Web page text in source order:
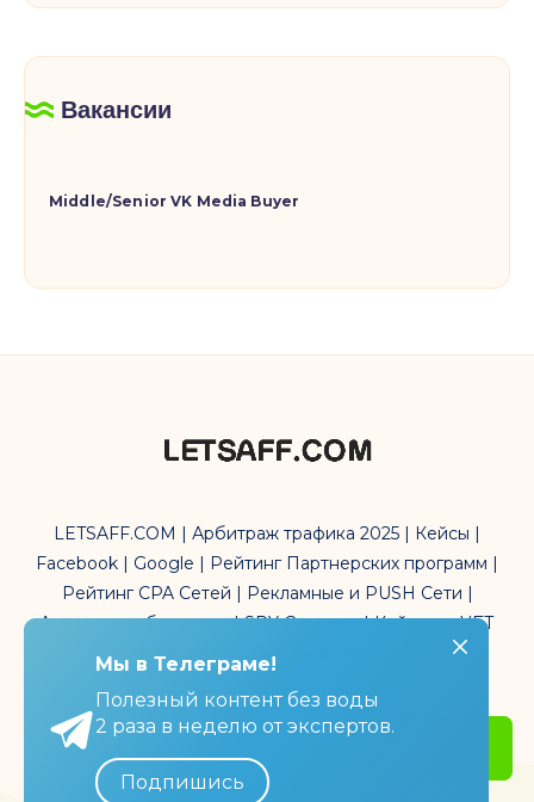
Вакансии
Middle/Senior VK Media Buyer
LETSAFF.COM | Арбитраж трафика 2025 | Кейсы |
Facebook | Google | Рейтинг Партнерских программ |
Рейтинг CPA Сетей | Рекламные и PUSH Сети |
Антидетект браузеры | SPY Сервисы | Кейсы по УБТ
трафика | Affiliate Marketing
Мы в Телеграме!
Полезный контент без воды
2 раза в неделю от экспертов.
Подпишись
Мы в Телеграме!
Полезный контент без воды
2 раза в неделю от экспертов.
Подпишись